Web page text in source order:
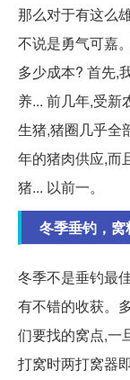
那么对于有这么
不说是勇气可嘉
多少成本? 首先,
养... 前几年,受新
生猪,猪圈几乎全
年的猪肉供应,而
猪... 以前一。
冬季垂钓，
冬季不是垂钓最
有不错的收获。
们要找的窝点,一
打窝时两打窝器